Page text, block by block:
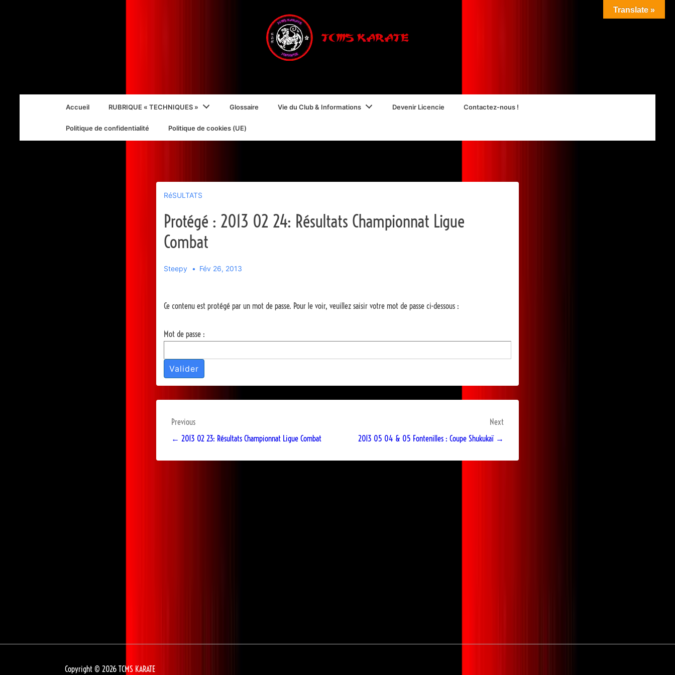
MainAccueil RUBRIQUE « TECHNIQUES » Glossaire Vie du Club & Informations Devenir Licencie Contactez-nous !
Politique de confidentialité Politique de cookies (UE)
RéSULTATS
Protégé : 2013 02 24: Résultats Championnat Ligue
Combat
Steepy Fév 26, 2013
Ce contenu est protégé par un mot de passe. Pour le voir, veuillez saisir votre mot de passe ci-dessous :
Mot de passe :
Navigation
de
l’article
Previous
← 2013 02 23: Résultats Championnat Ligue Combat
Next
2013 05 04 & 05 Fontenilles : Coupe Shukukaï →
Copyright © 2026 TCMS KARATE
Translate »